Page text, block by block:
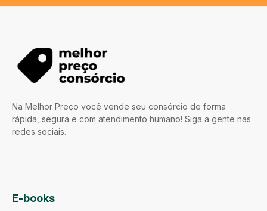
Na Melhor Preço você vende seu consórcio de forma
rápida, segura e com atendimento humano! Siga a gente nas
redes sociais.
E-books